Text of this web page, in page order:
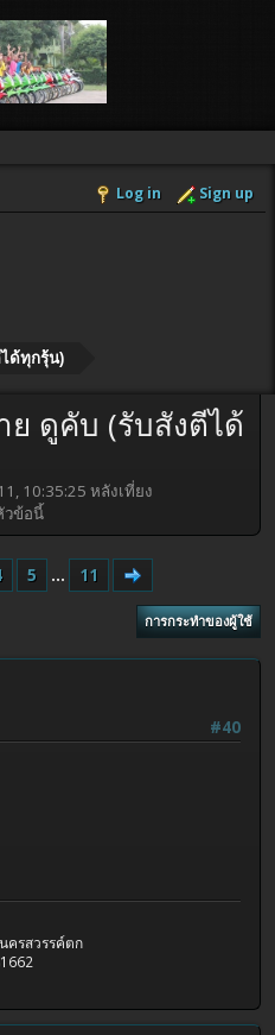
Log in Sign up
ด้ทุกรุ้น)
ย ดูคับ (รับสังตีได้
10:35:25 หลังเที่ยง
วข้อนี้
5 ... 11
การกระทำของผู้ใช้
#40
ครสวรรค์ตก